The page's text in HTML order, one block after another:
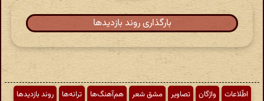
بارگذاری روند بازدیدها
اطّلاعات واژگان تصاویر مشق شعر هم‌آهنگ‌ها ترانه‌ها
روند بازدیدها